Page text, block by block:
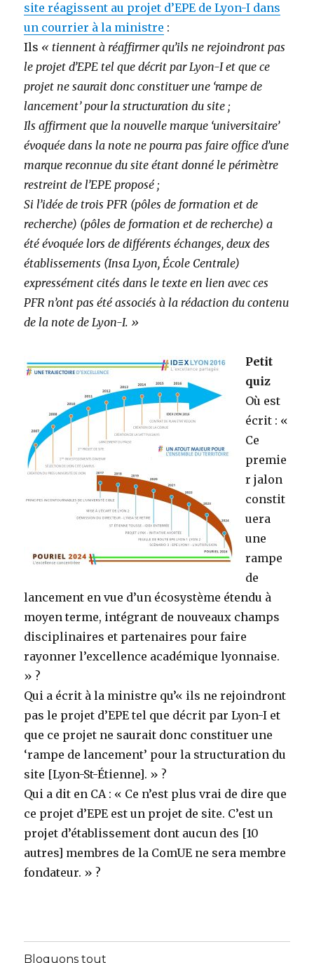
site réagissent au projet d’EPE de Lyon-I dans
un courrier à la ministre :
Ils « tiennent à réaffirmer qu’ils ne rejoindront pas
le projet d’EPE tel que décrit par Lyon-I et que ce
projet ne saurait donc constituer une ‘rampe de
lancement’ pour la structuration du site ;
Ils affirment que la nouvelle marque ‘universitaire’
évoquée dans la note ne pourra pas faire office d’une
marque reconnue du site étant donné le périmètre
restreint de l’EPE proposé ;
Si l’idée de trois PFR (pôles de formation et de
recherche) (pôles de formation et de recherche) a
été évoquée lors de différents échanges, deux des
établissements (Insa Lyon, École Centrale)
expressément cités dans le texte en lien avec ces
PFR n’ont pas été associés à la rédaction du contenu
de la note de Lyon-I. »
Petit
quiz
Où est
écrit : «
Ce
premie
r jalon
constit
uera
une
rampe
de
lancement en vue d’un écosystème étendu à
moyen terme, intégrant de nouveaux champs
disciplinaires et partenaires pour faire
rayonner l’excellence académique lyonnaise.
» ?
Qui a écrit à la ministre qu’« ils ne rejoindront
pas le projet d’EPE tel que décrit par Lyon-I et
que ce projet ne saurait donc constituer une
‘rampe de lancement’ pour la structuration du
site [Lyon-St-Étienne]. » ?
Qui a dit en CA : « Ce n’est plus vrai de dire que
ce projet d’EPE est un projet de site. C’est un
projet d’établissement dont aucun des [10
autres] membres de la ComUE ne sera membre
fondateur. » ?
Bloquons tout